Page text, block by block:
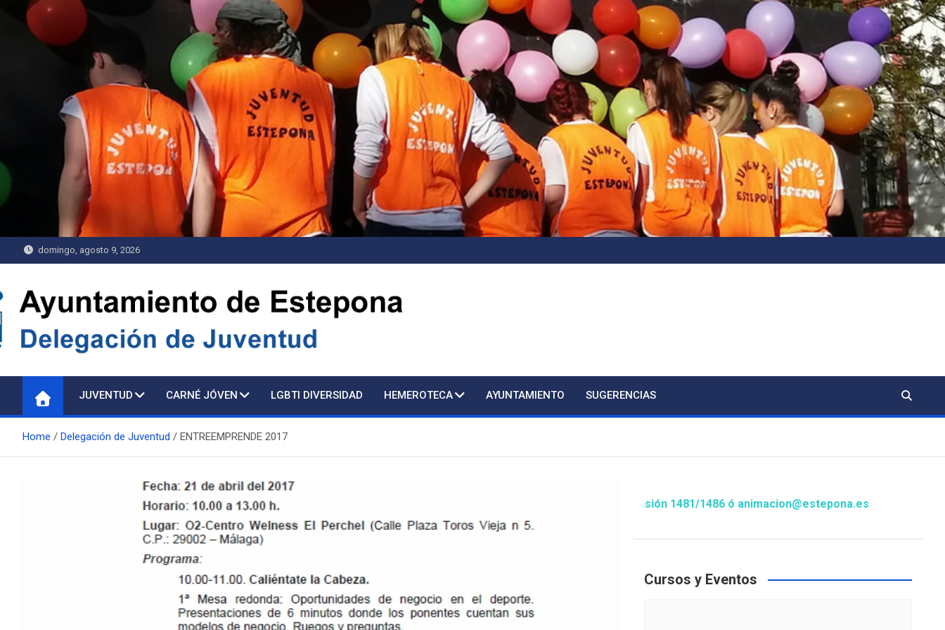
contenido
domingo, agosto 9, 2026
Delegación de Juventud
JUVENTUD CARNÉ JÓVEN LGBTI DIVERSIDAD HEMEROTECA AYUNTAMIENTO SUGERENCIAS
Home Delegación de Juventud ENTREEMPRENDE 2017
Atención presencial al público con cita previa. 952809000 Extensión 1481/1486 ó animacion@estepona.es
Cursos y Eventos